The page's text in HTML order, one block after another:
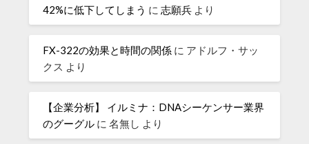
42%に低下してしまう に志願兵 より
FX-322の効果と時間の関係 に アドルフ・サッ
クス より
【企業分析】 イルミナ：DNAシーケンサー業界
のグーグル に名無し より